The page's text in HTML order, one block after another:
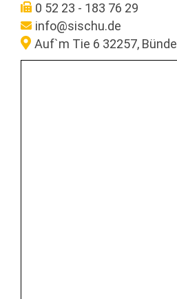
0 52 23 - 183 76 29
info@sischu.de
Auf`m Tie 6 32257, Bünde